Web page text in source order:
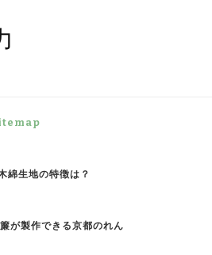
綿生地の特徴は？
が製作できる京都のれん